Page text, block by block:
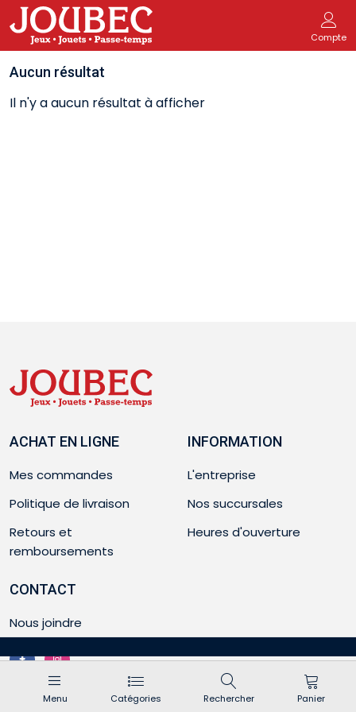
Compte
Menu Catégories Rechercher Panier
Aucun résultat
Il n'y a aucun résultat à afficher
ACHAT EN LIGNE
Mes commandes
Politique de livraison
Retours et
remboursements
INFORMATION
L'entreprise
Nos succursales
Heures d'ouverture
CONTACT
Nous joindre